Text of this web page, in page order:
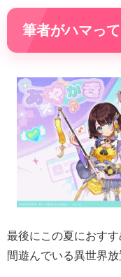
筆者がハマっ
最後にこの夏におす
間遊んでいる異世界